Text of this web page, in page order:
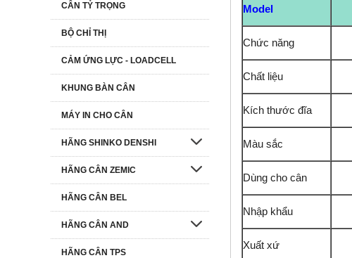
Model
Chức năng
Chất liệu
Kích thước đĩa
Màu sắc
Dùng cho cân
Nhập khẩu
Xuất xứ
CÂN TỶ TRỌNG
BỘ CHỈ THỊ
CẢM ỨNG LỰC - LOADCELL
KHUNG BÀN CÂN
MÁY IN CHO CÂN
HÃNG SHINKO DENSHI
HÃNG CÂN ZEMIC
HÃNG CÂN BEL
HÃNG CÂN AND
HÃNG CÂN TPS